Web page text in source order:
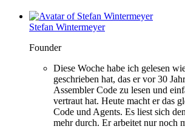
Stefan Wintermeyer
Founder
Diese Woche habe ich gelesen
geschrieben hat, das er vor 30
Assembler Code zu lesen und
vertraut hat. Heute macht er das
Code und Agents. Es liest sich
mehr durch. Er arbeitet nur noch